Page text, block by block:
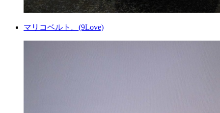
マリコベルト。(9Love)